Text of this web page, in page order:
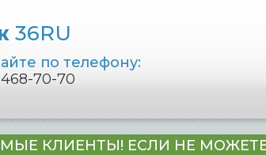
36RU
по телефону:
70-70
КЛИЕНТЫ! ЕСЛИ НЕ